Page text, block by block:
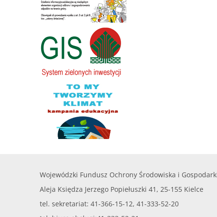
Wojewódzki Fundusz Ochrony Środowiska i
Aleja Księdza Jerzego Popiełuszki 41, 25-155 Kielce
tel. sekretariat: 41-366-15-12, 41-333-52-20